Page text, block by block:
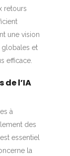
retours
une vision
globales et
efficace.
l’IA
à
des
essentiel
la